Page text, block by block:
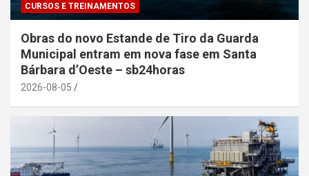
CURSOS E TREINAMENTOS
Obras do novo Estande de Tiro da Guarda
Municipal entram em nova fase em Santa
Bárbara d’Oeste – sb24horas
2026-08-05